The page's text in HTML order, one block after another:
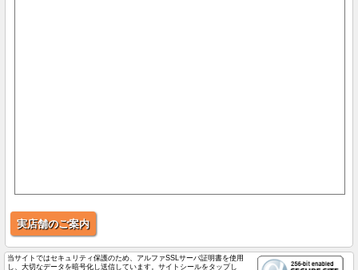
実店舗のご案内
当サイトではセキュリティ保護のため、アルファSSLサーバ証明書を使用
し、大切なデータを暗号化し送信しています。サイトシールをタップし